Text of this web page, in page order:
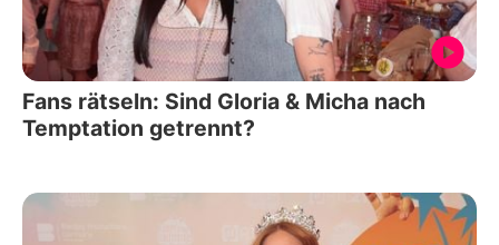
Fans rätseln: Sind Gloria & Micha nach
Temptation getrennt?